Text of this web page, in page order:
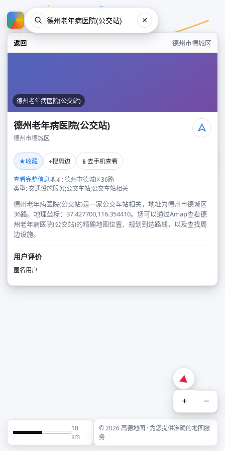
返回 德州市德城区
德州老年病医院(公交站)
德州老年病医院(公交站)
德州市德城区
★收藏 ⌖搜周边 📱 去手机查看
查看完整信息地址: 德州市德城区36路
类型: 交通设施服务;公交车站;公交车站相关
德州老年病医院(公交站)是一家公交车站相关，地址为德州市德城区
36路。地理坐标：37.427700,116.354410。您可以通过Amap查看德
州老年病医院(公交站)的精确地图位置、规划到达路线，以及查找周
边设施。
用户评价
匿名用户
+ −
10
km
© 2026 高德地图 · 为您提供准确的地图服
务